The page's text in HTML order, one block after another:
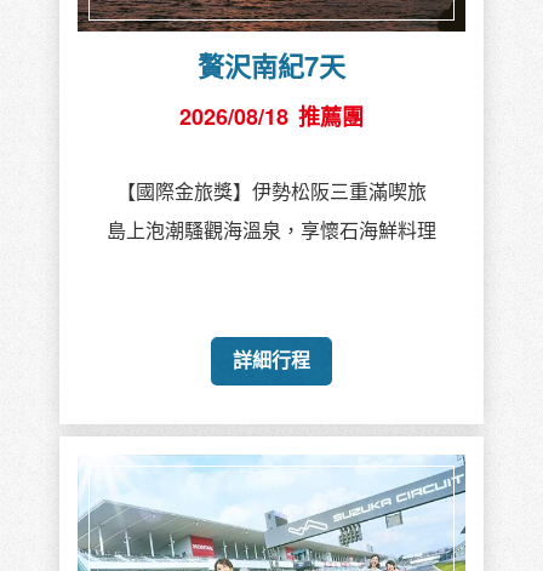
贅沢南紀7天
2026/08/18 推薦團
【國際金旅獎】伊勢松阪三重滿喫旅
島上泡潮騷觀海溫泉，享懷石海鮮料理
詳細行程